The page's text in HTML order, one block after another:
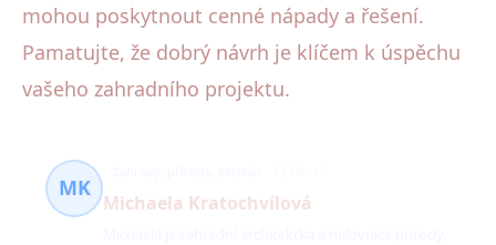
mohou poskytnout cenné nápady a řešení.
Pamatujte, že dobrý návrh je klíčem k úspěchu
vašeho zahradního projektu.
MK
Michaela Kratochvílová